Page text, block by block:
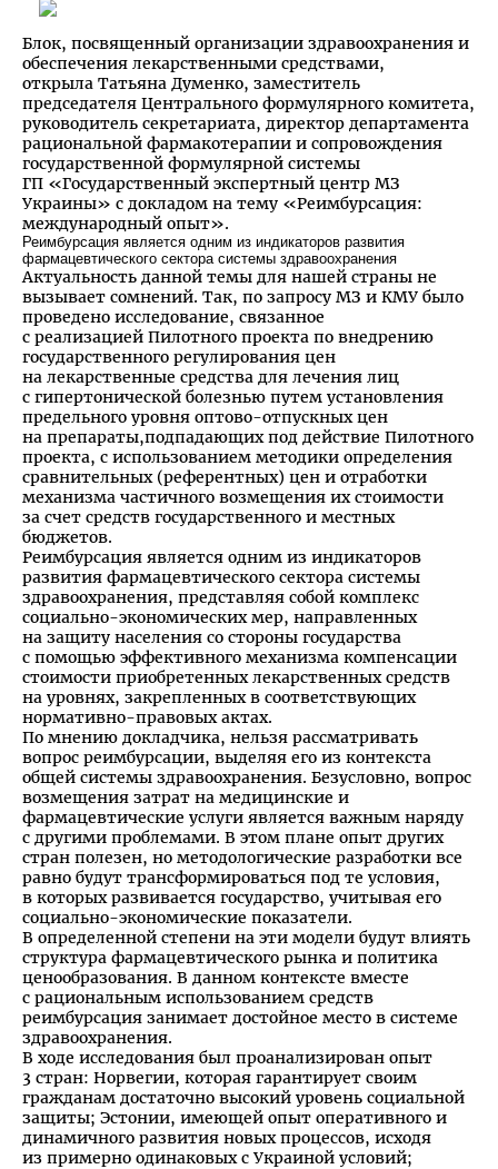
Блок, посвященный организации здравоохранения и
обеспечения лекарственными средствами,
открыла Татьяна Думенко, заместитель
председателя Центрального формулярного комитета,
руководитель секретариата, директор департамента
рациональной фармакотерапии и сопровождения
государственной формулярной системы
ГП «Государственный экспертный центр МЗ
Украины» с докладом на тему «Реимбурсация:
международный опыт».
Реимбурсация является одним из индикаторов развития
фармацевтического сектора системы здравоохранения
Актуальность данной темы для нашей страны не
вызывает сомнений. Так, по запросу МЗ и КМУ было
проведено исследование, связанное
с реализацией Пилотного проекта по внедрению
государственного регулирования цен
на лекарственные средства для лечения лиц
с гипертонической болезнью путем установления
предельного уровня оптово-отпускных цен
на препараты,подпадающих под действие Пилотного
проекта, с использованием методики определения
сравнительных (референтных) цен и отработки
механизма частичного возмещения их стоимости
за счет средств государственного и местных
бюджетов.
Реимбурсация является одним из индикаторов
развития фармацевтического сектора системы
здравоохранения, представляя собой комплекс
социально-экономических мер, направленных
на защиту населения со стороны государства
с помощью эффективного механизма компенсации
стоимости приобретенных лекарственных средств
на уровнях, закрепленных в соответствующих
нормативно-правовых актах.
По мнению докладчика, нельзя рассматривать
вопрос реимбурсации, выделяя его из контекста
общей системы здравоохранения. Безусловно, вопрос
возмещения затрат на медицинские и
фармацевтические услуги является важным наряду
с другими проблемами. В этом плане опыт других
стран полезен, но методологические разработки все
равно будут трансформироваться под те условия,
в которых развивается государство, учитывая его
социально-экономические показатели.
В определенной степени на эти модели будут влиять
структура фармацевтического рынка и политика
ценообразования. В данном контексте вместе
с рациональным использованием средств
реимбурсация занимает достойное место в системе
здравоохранения.
В ходе исследования был проанализирован опыт
3 стран: Норвегии, которая гарантирует своим
гражданам достаточно высокий уровень социальной
защиты; Эстонии, имеющей опыт оперативного и
динамичного развития новых процессов, исходя
из примерно одинаковых с Украиной условий;